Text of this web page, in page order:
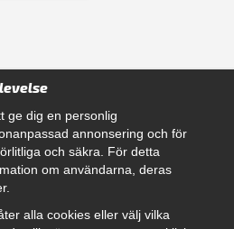
ge dig en personlig
annonsering och för
och säkra. För detta
om användarna, deras
alla cookies eller välj vilka